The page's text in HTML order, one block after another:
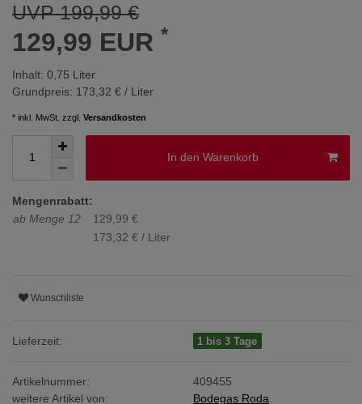
UVP 199,99 €
129,99 EUR *
Inhalt: 0,75 Liter
Grundpreis: 173,32 € / Liter
* inkl. MwSt. zzgl. Versandkosten
In den Warenkorb
Mengenrabatt:
ab Menge 12
129,99 €
173,32 € / Liter
Wunschliste
Lieferzeit: 1 bis 3 Tage
Artikelnummer:
409455
weitere Artikel von:
Bodegas Roda